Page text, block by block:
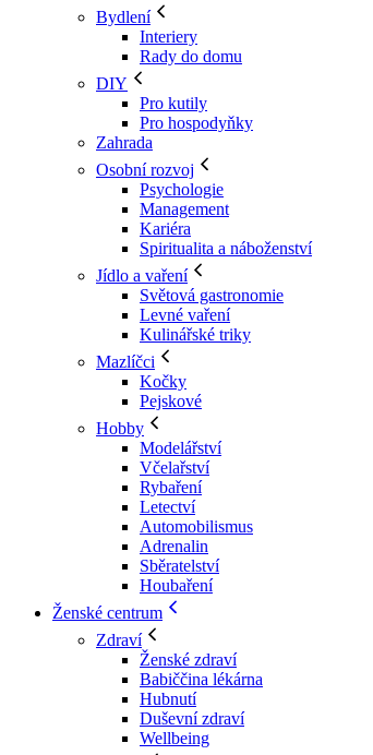
Bydlení
Interiery
Rady do domu
DIY
Pro kutily
Pro hospodyňky
Zahrada
Osobní rozvoj
Psychologie
Management
Kariéra
Spiritualita a náboženství
Jídlo a vaření
Světová gastronomie
Levné vaření
Kulinářské triky
Mazlíčci
Kočky
Pejskové
Hobby
Modelářství
Včelařství
Rybaření
Letectví
Automobilismus
Adrenalin
Sběratelství
Houbaření
Ženské centrum
Zdraví
Ženské zdraví
Babiččina lékárna
Hubnutí
Duševní zdraví
Wellbeing